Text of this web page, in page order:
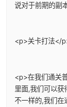
说对于前期的副
<p>关卡打法</
<p>在我们通关
里面,我们可以获
不一样的,我们